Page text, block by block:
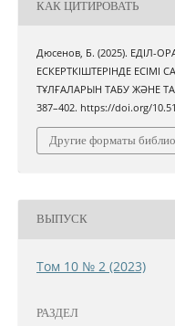
КАК ЦИТИРОВАТЬ
Дюсенов, Б. (2025). ЕДІЛ-
ЕСКЕРТКІШТЕРІНДЕ ЕСІМІ
ТҰЛҒАЛАРЫН ТАБУ ЖӘНЕ
387–402. https://doi.org/
Другие форматы
ВЫПУСК
Том 10 № 2 (2023)
РАЗДЕЛ